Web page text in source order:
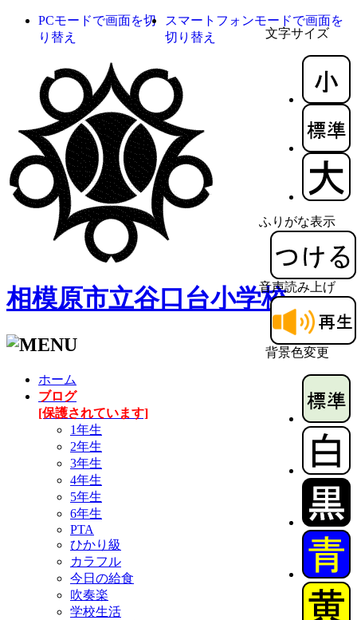
文字サイズ
ふりがな表示
音声読み上げ
背景色変更
PCモードで画面を切
り替え
スマートフォンモードで画面を
切り替え
相模原市立谷口台小学校
ホーム
ブログ
[保護されています]
1年生
2年生
3年生
4年生
5年生
6年生
PTA
ひかり級
カラフル
今日の給食
吹奏楽
学校生活